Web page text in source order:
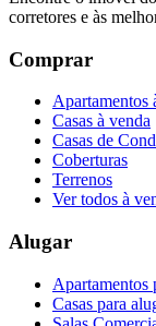
corretores e às
Comprar
Apartamentos
Casas à venda
Casas de
Coberturas
Terrenos
Ver todos à
Alugar
Apartamentos
Casas para